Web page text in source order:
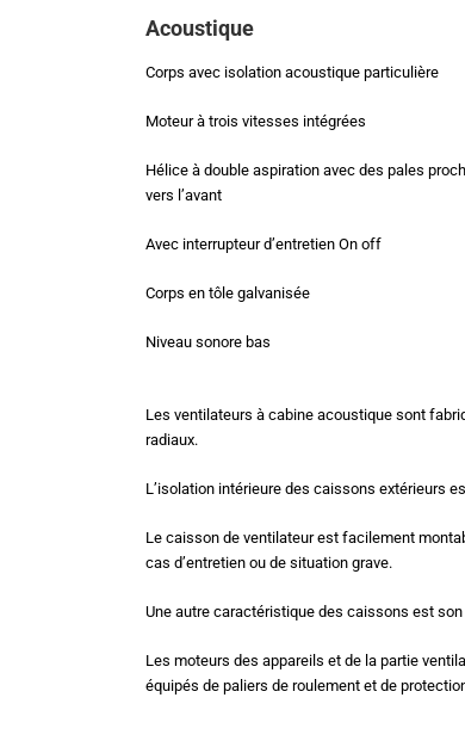
Acoustique
Corps avec isolation acoustique particulière
Moteur à trois vitesses intégrées
Hélice à double aspiration avec des pales
vers l’avant
Avec interrupteur d’entretien On off
Corps en tôle galvanisée
Niveau sonore bas
Les ventilateurs à cabine acoustique sont
radiaux.
L’isolation intérieure des caissons extérieurs
Le caisson de ventilateur est facilement
cas d’entretien ou de situation grave.
Une autre caractéristique des caissons est
Les moteurs des appareils et de la partie
équipés de paliers de roulement et de